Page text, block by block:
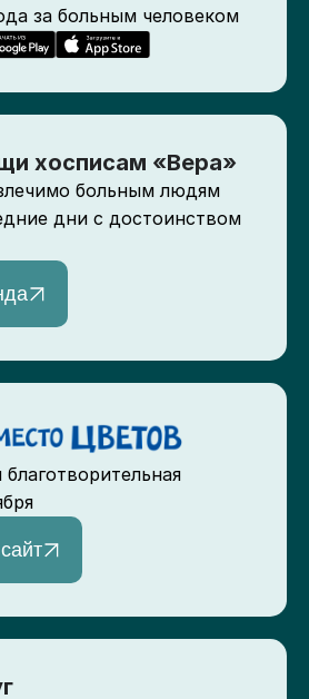
за больным человеком
хосписам «Вера»
больным людям
дни с достоинством